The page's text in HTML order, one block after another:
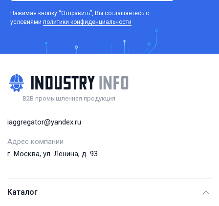
Нажимая кнопку “Отправить”, Вы соглашаетесь c
условиями политики конфиденциальности
B2B промышленная продукция
iaggregator@yandex.ru
Адрес компании
г. Москва, ул. Ленина, д. 93
Каталог